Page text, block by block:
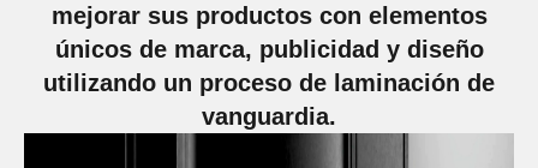
mejorar sus productos con elementos
únicos de marca, publicidad y diseño
utilizando un proceso de laminación de
vanguardia.